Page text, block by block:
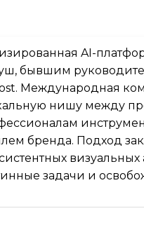
AI-
бывшим
Международная
нишу между
бренда. Подход
задачи и